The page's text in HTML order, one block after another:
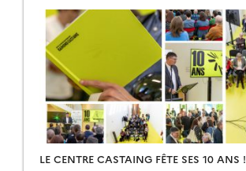
LE CENTRE CASTAING FÊTE SES 10 ANS !